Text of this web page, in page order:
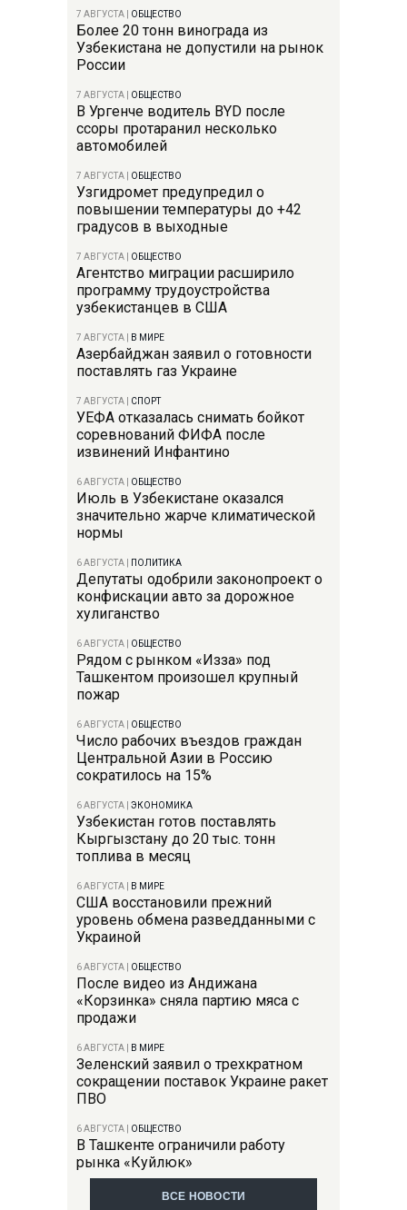
7 АВГУСТА ОБЩЕСТВО
Более 20 тонн винограда из
Узбекистана не допустили на рынок
России
7 АВГУСТА ОБЩЕСТВО
В Ургенче водитель BYD после
ссоры протаранил несколько
автомобилей
7 АВГУСТА ОБЩЕСТВО
Узгидромет предупредил о
повышении температуры до +42
градусов в выходные
7 АВГУСТА ОБЩЕСТВО
Агентство миграции расширило
программу трудоустройства
узбекистанцев в США
7 АВГУСТА В МИРЕ
Азербайджан заявил о готовности
поставлять газ Украине
7 АВГУСТА СПОРТ
УЕФА отказалась снимать бойкот
соревнований ФИФА после
извинений Инфантино
6 АВГУСТА ОБЩЕСТВО
Июль в Узбекистане оказался
значительно жарче климатической
нормы
6 АВГУСТА ПОЛИТИКА
Депутаты одобрили законопроект о
конфискации авто за дорожное
хулиганство
6 АВГУСТА ОБЩЕСТВО
Рядом с рынком «Изза» под
Ташкентом произошел крупный
пожар
6 АВГУСТА ОБЩЕСТВО
Число рабочих въездов граждан
Центральной Азии в Россию
сократилось на 15%
6 АВГУСТА ЭКОНОМИКА
Узбекистан готов поставлять
Кыргызстану до 20 тыс. тонн
топлива в месяц
6 АВГУСТА В МИРЕ
США восстановили прежний
уровень обмена разведданными с
Украиной
6 АВГУСТА ОБЩЕСТВО
После видео из Андижана
«Корзинка» сняла партию мяса с
продажи
6 АВГУСТА В МИРЕ
Зеленский заявил о трехкратном
сокращении поставок Украине ракет
ПВО
6 АВГУСТА ОБЩЕСТВО
В Ташкенте ограничили работу
рынка «Куйлюк»
ВСЕ НОВОСТИ